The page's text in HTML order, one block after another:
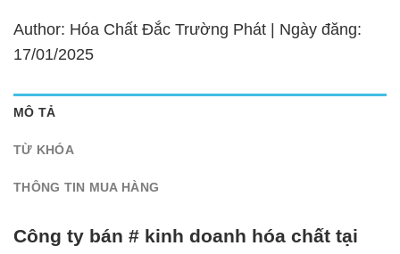
Author: Hóa Chất Đắc Trường Phát | Ngày đăng:
17/01/2025
MÔ TẢ
TỪ KHÓA
THÔNG TIN MUA HÀNG
Công ty bán # kinh doanh hóa chất tại